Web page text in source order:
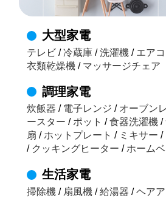
大型家電
テレビ/冷蔵庫/洗濯機/ エア
衣類乾燥機/ マッサージチェア
調理家電
炊飯器 / 電子レンジ / オーブン
ースター / ポット /食器洗濯機/
扇 / ホットプレート / ミキサー /
/ クッキングヒーター / ホーム
生活家電
掃除機/ 扇風機/給湯器 /ヘア